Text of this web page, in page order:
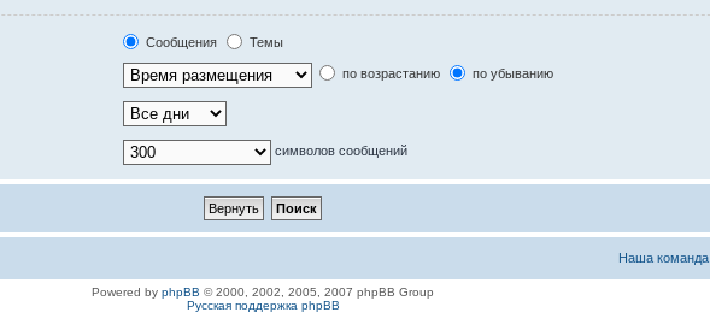
Сообщения
Темы
по возрастанию по убыванию
символов сообщений
Наша команда
Powered by phpBB © 2000, 2002, 2005, 2007 phpBB Group
Русская поддержка phpBB